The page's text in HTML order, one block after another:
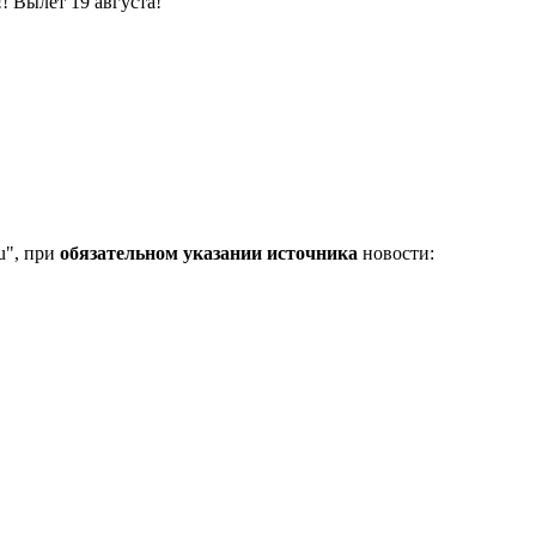
при обязательном указании источника новости: